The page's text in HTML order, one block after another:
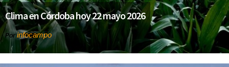
Clima en Córdoba hoy 22 mayo 2026
Por infocampo